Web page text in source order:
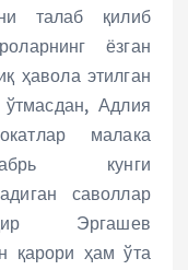
талаб қилиб
ёзган
ҳавола этилган
ўтмасдан, Адлия
малака
кунги
саволлар
Эргашев
қарори ҳам ўта